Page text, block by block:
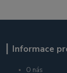
Informace
O nás